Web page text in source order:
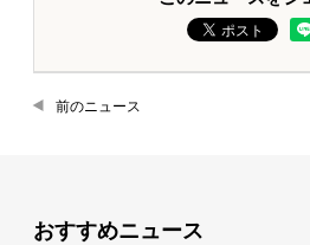
前のニュース
おすすめニュース